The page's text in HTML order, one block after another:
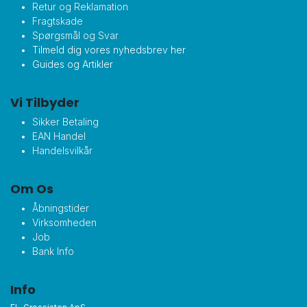
Retur og Reklamation
Fragtskade
Spørgsmål og Svar
Tilmeld dig vores nyhedsbrev her
Guides og Artikler
Vi Tilbyder
Sikker Betaling
EAN Handel
Handelsvilkår
Om Os
Åbningstider
Virksomheden
Job
Bank Info
Info